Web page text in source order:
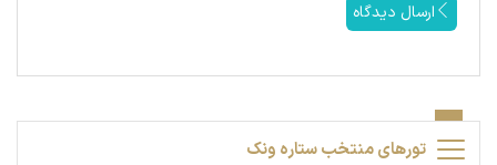
ارسال دیدگاه
تورهای منتخب ستاره ونک